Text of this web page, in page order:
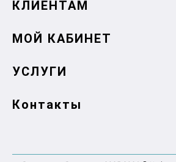
КЛИЕНТАМ
МОЙ КАБИНЕТ
УСЛУГИ
Контакты